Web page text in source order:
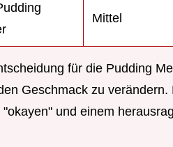
Mittel
für die Pudding
Geschmack zu
"okayen" und einem